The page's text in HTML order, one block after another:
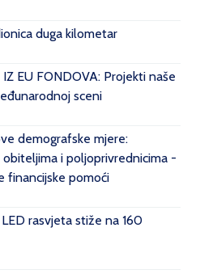
duga kilometar
EU FONDOVA: Projekti naše
sceni
demografske mjere:
i poljoprivrednicima -
financijske pomoći
rasvjeta stiže na 160